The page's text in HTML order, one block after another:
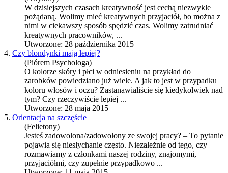
W dzisiejszych czasach kreatywność jest cechą niezwykle
pożądaną. Wolimy mieć kreatywnych przyjaciół, bo można z
nimi w ciekawszy sposób spędzić czas. Wolimy zatrudniać
kreatywnych pracowników, ...
Utworzone: 28 października 2015
4. Czy blondynki mają lepiej?
(Piórem Psychologa)
O kolorze skóry i płci w odniesieniu na przykład do
zarobków powiedziano już wiele. A jak to jest w przypadku
koloru włosów i oczu? Zastanawialiście się kiedykolwiek nad
tym? Czy rzeczywiście lepiej ...
Utworzone: 28 maja 2015
5. Orientacja na szczęście
(Felietony)
Jesteś zadowolona/zadowolony ze swojej pracy? – To pytanie
pojawia się niesłychanie często. Niezależnie od tego, czy
rozmawiamy z członkami naszej rodziny, znajomymi,
przyjaciółmi, czy zupełnie przypadkowo ...